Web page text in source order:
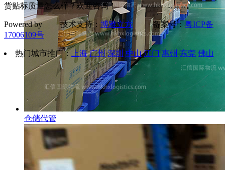
仓储代管
货贴标质量怎么样？欢迎咨询！
Powered by 技术支持： 博雅立方备案号： 粤ICP备
17006109号
热门城市推广： 上海 广州 深圳 中山 江门 惠州 东莞 佛山